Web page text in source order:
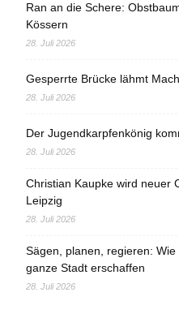
Ran an die Schere:
Kössern
28. Juli 2026
Gesperrte Brücke lähmt
28. Juli 2026
Der Jugendkarpfenkönig
28. Juli 2026
Christian Kaupke wird neuer
Leipzig
28. Juli 2026
Sägen, planen, regieren:
ganze Stadt erschaffen
28. Juli 2026